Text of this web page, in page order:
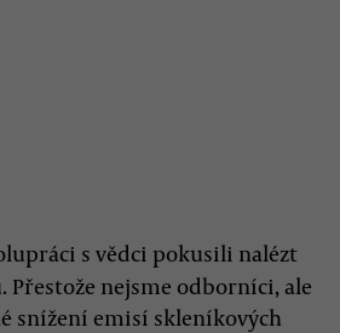
s vědci pokusili nalézt
nejsme odborníci, ale
snížení emisí skleníkových